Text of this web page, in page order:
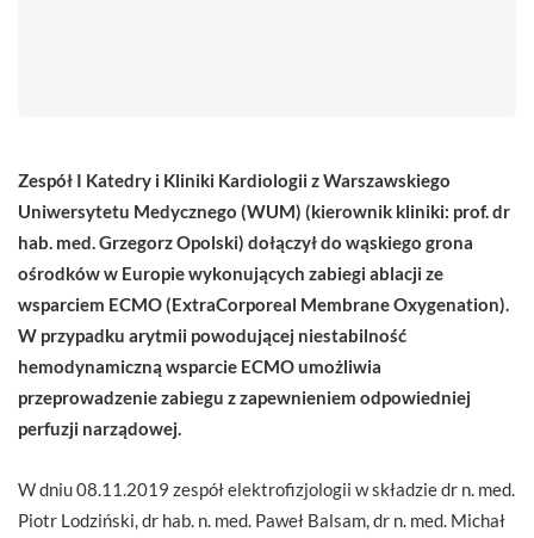
Zespół I Katedry i Kliniki Kardiologii z Warszawskiego
Uniwersytetu Medycznego (WUM) (kierownik kliniki: prof. dr
hab. med. Grzegorz Opolski) dołączył do wąskiego grona
ośrodków w Europie wykonujących zabiegi ablacji ze
wsparciem ECMO (ExtraCorporeal Membrane Oxygenation).
W przypadku arytmii powodującej niestabilność
hemodynamiczną wsparcie ECMO umożliwia
przeprowadzenie zabiegu z zapewnieniem odpowiedniej
perfuzji narządowej.
W dniu 08.11.2019 zespół elektrofizjologii w składzie dr n. med.
Piotr Lodziński, dr hab. n. med. Paweł Balsam, dr n. med. Michał